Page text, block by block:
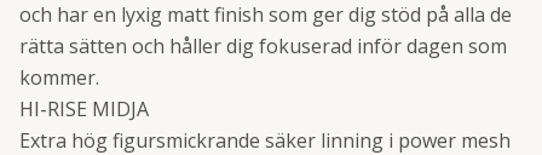
och har en lyxig matt finish som ger dig stöd på alla de
rätta sätten och håller dig fokuserad inför dagen som
kommer.
HI-RISE MIDJA
Extra hög figursmickrande säker linning i power mesh